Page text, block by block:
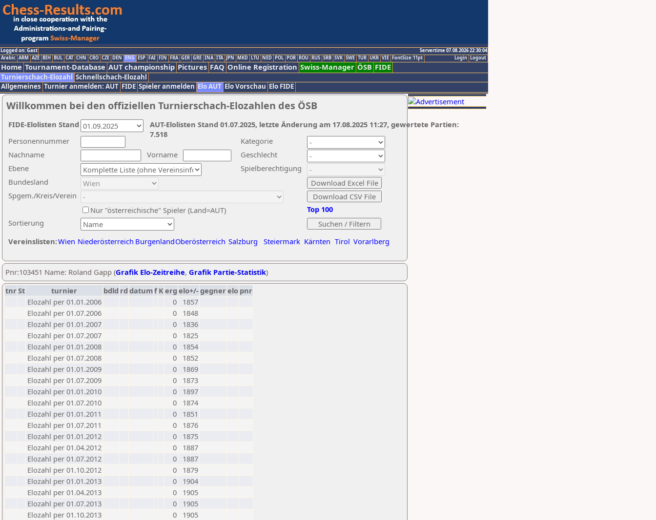
Logged on: Gast
Servertime 07.08.2026 22:30:04
Logout
Login
Arabic ARM AZE BIH BUL CAT CHN CRO CZE DEN ENG ESP FAI FIN FRA GER GRE INA ITA JPN MKD LTU NED POL POR ROU RUS SRB SVK SWE TUR UKR VIE FontSize:11pt
Home Tournament-Database AUT championship Pictures FAQ Online Registration Swiss-Manager ÖSB FIDE
Turnierschach-Elozahl Schnellschach-Elozahl
Allgemeines Turnier anmelden: AUT FIDE Spieler anmelden Elo AUT Elo Vorschau Elo FIDE
Willkommen bei den offiziellen Turnierschach-Elozahlen des ÖSB
Nachname
Vorname
Ebene
Kategorie
Sortierung
Personennummer
Bundesland
Spgem./Kreis/Verein
Geschlecht
Nur "österreichische" Spieler (Land=AUT)
Spielberechtigung
Vereinslisten:Wien Niederösterreich BurgenlandOberösterreich Salzburg Steiermark Kärnten Tirol Vorarlberg
Top 100
AUT-Elolisten Stand 01.07.2025, letzte Änderung am 17.08.2025 11:27, gewertete Partien:
7.518
FIDE-Elolisten Stand
Pnr:103451 Name: Roland Gapp (Grafik Elo-Zeitreihe, Grafik Partie-Statistik)
tnrSt turnier bdld rd datumf Kerg elo+/-gegnerelo pnr
Elozahl per 01.01.2006
0
1857
Elozahl per 01.07.2006
0
1848
Elozahl per 01.01.2007
0
1836
Elozahl per 01.07.2007
0
1825
Elozahl per 01.01.2008
0
1854
Elozahl per 01.07.2008
0
1852
Elozahl per 01.01.2009
0
1869
Elozahl per 01.07.2009
0
1873
Elozahl per 01.01.2010
0
1897
Elozahl per 01.07.2010
0
1874
Elozahl per 01.01.2011
0
1851
Elozahl per 01.07.2011
0
1876
Elozahl per 01.01.2012
0
1875
Elozahl per 01.04.2012
0
1887
Elozahl per 01.07.2012
0
1887
Elozahl per 01.10.2012
0
1879
Elozahl per 01.01.2013
0
1904
Elozahl per 01.04.2013
0
1905
Elozahl per 01.07.2013
0
1905
Elozahl per 01.10.2013
0
1905